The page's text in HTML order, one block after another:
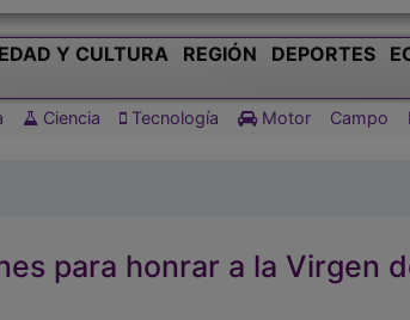
Y CULTURA REGIÓN DEPORTES
Ciencia Tecnología Motor Campo
para honrar a la Virgen